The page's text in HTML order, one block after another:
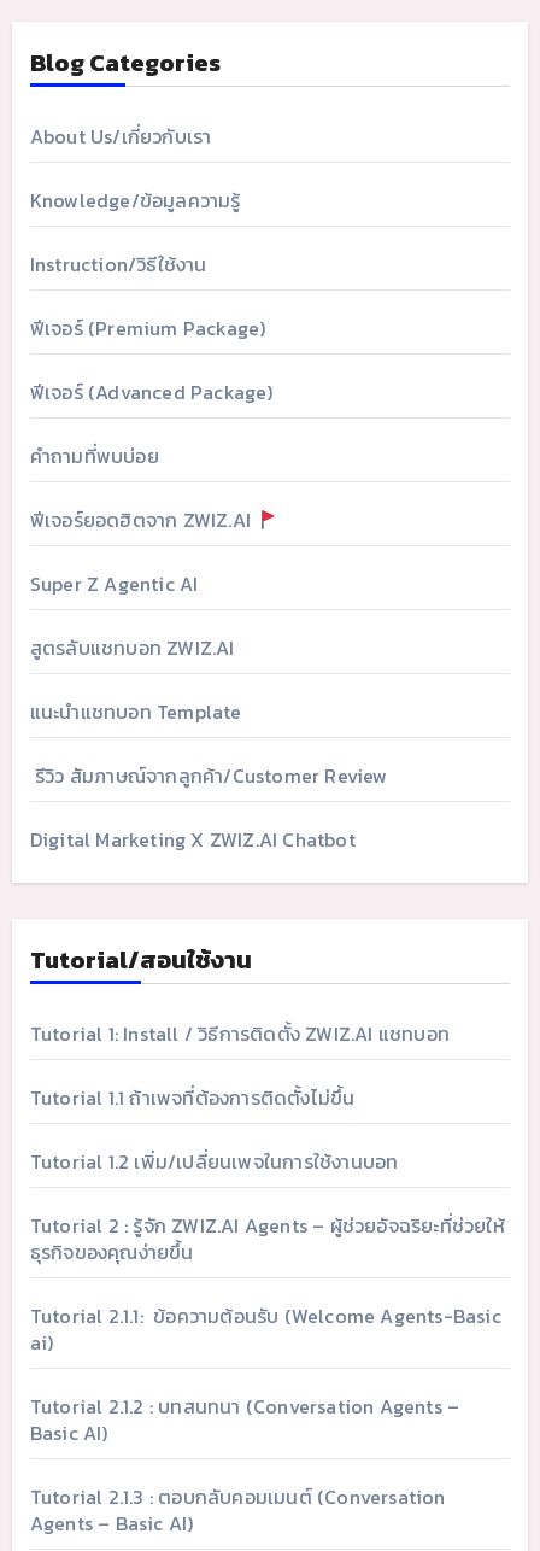
Blog Categories
About Us/เกี่ยวกับเรา
Knowledge/ข้อมูลความรู้
Instruction/วิธีใช้งาน
ฟีเจอร์ (Premium Package)
ฟีเจอร์ (Advanced Package)
คำถามที่พบบ่อย
ฟีเจอร์ยอดฮิตจาก ZWIZ.AI
Super Z Agentic AI
สูตรลับแชทบอท ZWIZ.AI
แนะนำแชทบอท Template
รีวิว สัมภาษณ์จากลูกค้า/Customer Review
Digital Marketing X ZWIZ.AI Chatbot
Tutorial/สอนใช้งาน
Tutorial 1: Install / วิธีการติดตั้ง ZWIZ.AI แชทบอท
Tutorial 1.1 ถ้าเพจที่ต้องการติดตั้งไม่ขึ้น
Tutorial 1.2 เพิ่ม/เปลี่ยนเพจในการใช้งานบอท
Tutorial 2 : รู้จัก ZWIZ.AI Agents – ผู้ช่วยอัจฉริยะที่ช่วยให้
ธุรกิจของคุณง่ายขึ้น
Tutorial 2.1.1: ข้อความต้อนรับ (Welcome Agents-Basic
ai)
Tutorial 2.1.2 : บทสนทนา (Conversation Agents –
Basic AI)
Tutorial 2.1.3 : ตอบกลับคอมเมนต์ (Conversation
Agents – Basic AI)